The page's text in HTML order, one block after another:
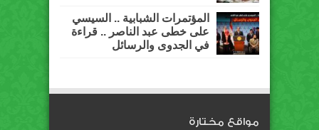
المؤتمرات الشبابية .. السيسي
على خطى عبد الناصر .. قراءة
في الجدوى والرسائل
مواقع مختارة